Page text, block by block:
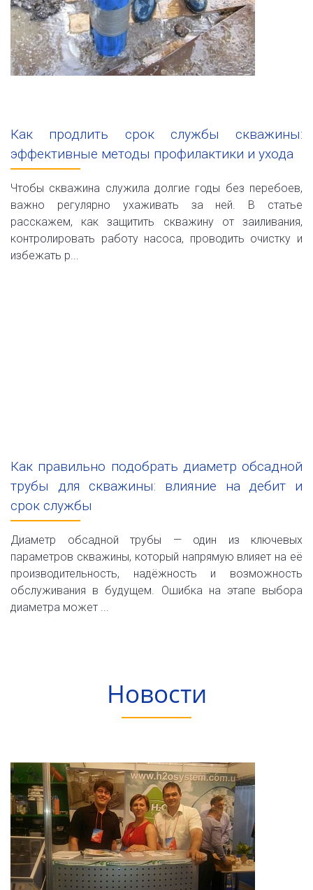
Как продлить срок службы скважины:
эффективные методы профилактики и ухода
Чтобы скважина служила долгие годы без перебоев,
важно регулярно ухаживать за ней. В статье
расскажем, как защитить скважину от заиливания,
контролировать работу насоса, проводить очистку и
избежать р...
Как правильно подобрать диаметр обсадной
трубы для скважины: влияние на дебит и
срок службы
Диаметр обсадной трубы — один из ключевых
параметров скважины, который напрямую влияет на её
производительность, надёжность и возможность
обслуживания в будущем. Ошибка на этапе выбора
диаметра может ...
Новости